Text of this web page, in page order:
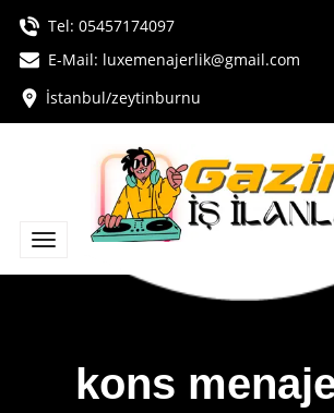
Tel: 05457174097
E-Mail: luxemenajerlik@gmail.com
İstanbul/zeytinburnu
kons